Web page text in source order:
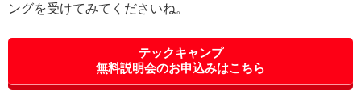
ングを受けてみてくださいね。
テックキャンプ
無料説明会のお申込みはこちら